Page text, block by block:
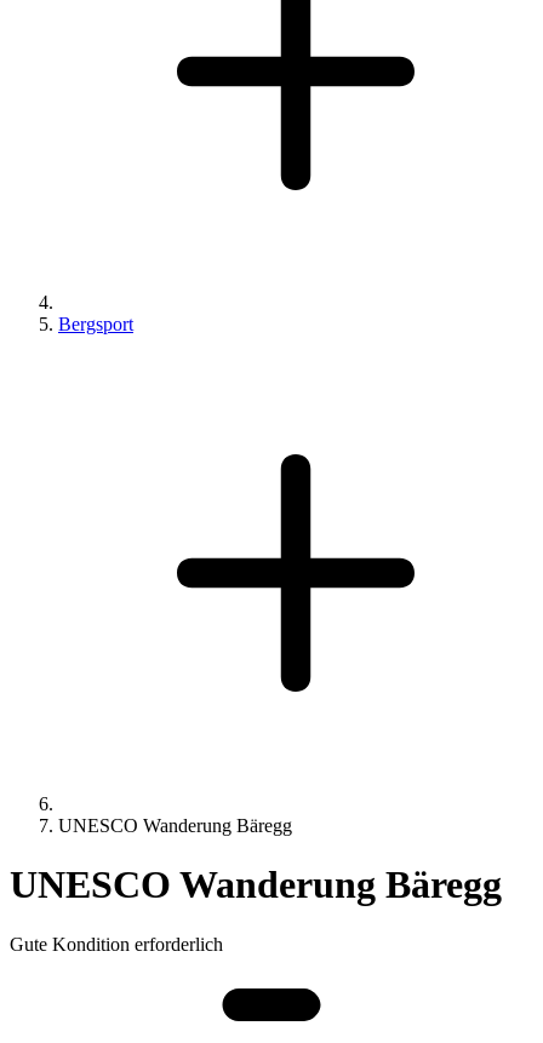
Bergsport
UNESCO Wanderung Bäregg
UNESCO Wanderung Bäregg
Gute Kondition erforderlich